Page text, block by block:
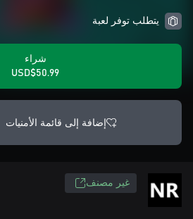
يتطلب توفر لعبة
شراء
USD$50.99
إضافة إلى قائمة الأمنيات
غير مصنف